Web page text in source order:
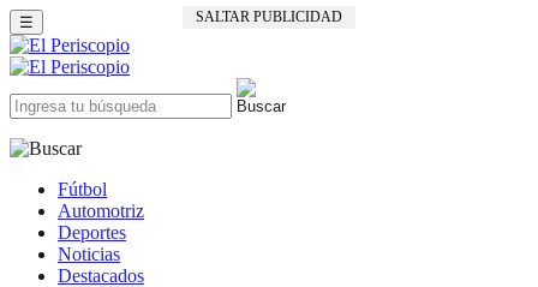
SALTAR PUBLICIDAD
☰
Fútbol
Automotriz
Deportes
Noticias
Destacados